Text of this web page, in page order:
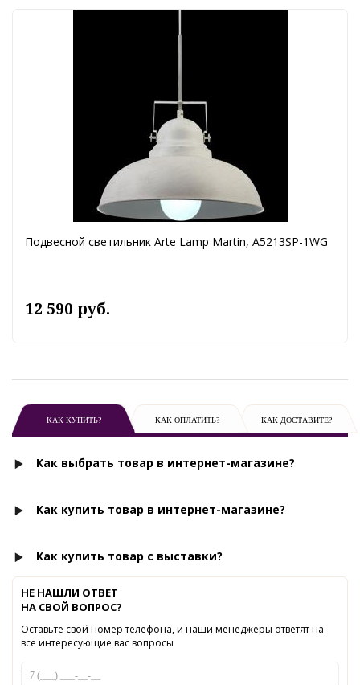
Подвесной светильник Arte Lamp Martin, A5213SP-1WG
12 590 руб.
КАК КУПИТЬ? КАК ОПЛАТИТЬ? КАК ДОСТАВИТЕ?
Как выбрать товар в интернет-магазине?
Как купить товар в интернет-магазине?
Как купить товар с выставки?
НЕ НАШЛИ ОТВЕТ
НА СВОЙ ВОПРОС?
Оставьте свой номер телефона, и наши менеджеры ответят на
все интересующие вас вопросы